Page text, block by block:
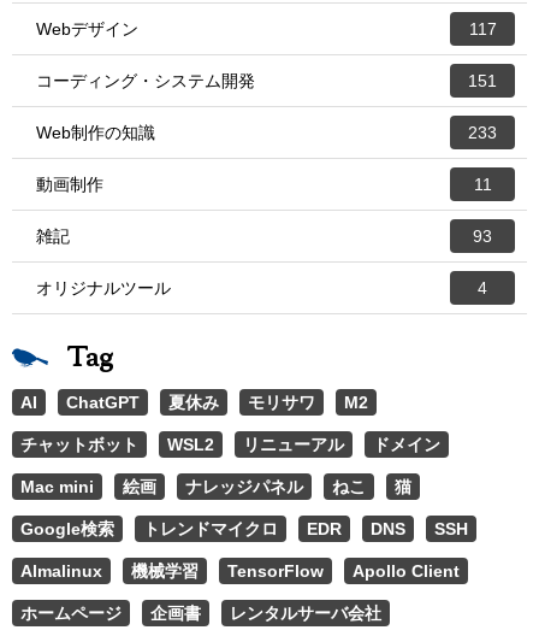
Webデザイン 117
コーディング・システム開発 151
Web制作の知識 233
動画制作 11
雑記 93
オリジナルツール 4
Tag
AI ChatGPT 夏休み モリサワ M2
チャットボット WSL2 リニューアル ドメイン
Mac mini 絵画 ナレッジパネル ねこ 猫
Google検索 トレンドマイクロ EDR DNS SSH
Almalinux 機械学習 TensorFlow Apollo Client
ホームページ 企画書 レンタルサーバ会社